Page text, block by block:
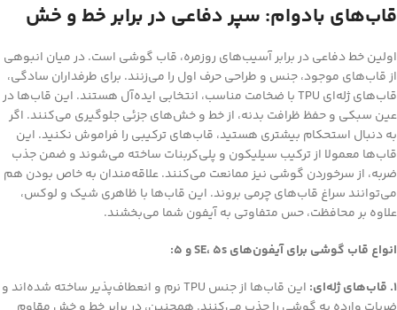
قاب‌های بادوام: سپر دفاعی در برابر خط و خش
اولین خط دفاعی در برابر آسیب‌های روزمره، قاب گوشی است. در میان انبوهی
از قاب‌های موجود، جنس و طراحی حرف اول را می‌زنند. برای طرفداران سادگی،
قاب‌های ژله‌ای TPU با ضخامت مناسب، انتخابی ایده‌آل هستند. این قاب‌ها در
عین سبکی و حفظ ظرافت بدنه، از خط و خش‌های جزئی جلوگیری می‌کنند. اگر
به دنبال استحکام بیشتری هستید، قاب‌های ترکیبی را فراموش نکنید. این
قاب‌ها معمولا از ترکیب سیلیکون و پلی‌کربنات ساخته می‌شوند و ضمن جذب
ضربه، از سرخوردن گوشی نیز ممانعت می‌کنند. علاقه‌مندان به خاص بودن هم
می‌توانند سراغ قاب‌های چرمی بروند. این قاب‌ها با ظاهری شیک و لوکس،
علاوه بر محافظت، حس متفاوتی به آیفون شما می‌بخشند.
انواع قاب گوشی برای آیفون‌های SE، 5s و 5:
1. قاب‌های ژله‌ای:
این قاب‌ها از جنس TPU نرم و انعطاف‌پذیر ساخته شده‌اند و